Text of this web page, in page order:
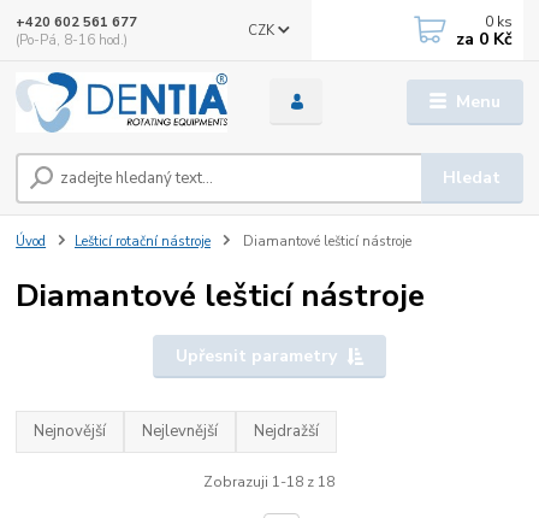
Menu
CZK
Hledat
+420 602 561 677
(Po-Pá, 8-16 hod.)
0 ks
za 0 Kč
Úvod Lešticí rotační nástroje Diamantové lešticí nástroje
Diamantové lešticí nástroje
Upřesnit parametry
Nejnovější Nejlevnější Nejdražší
Zobrazuji 1-18 z 18